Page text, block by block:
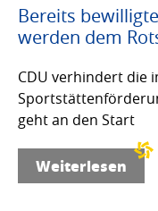
Bereits
werden dem
CDU verhindert die
geht an den Start
Weiterlesen